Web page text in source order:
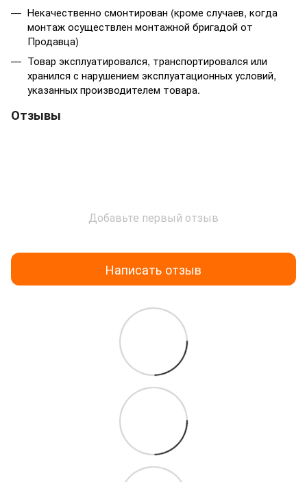
Некачественно смонтирован (кроме случаев, когда
монтаж осуществлен монтажной бригадой от
Продавца)
Товар эксплуатировался, транспортировался или
хранился с нарушением эксплуатационных условий,
указанных производителем товара.
Отзывы
Добавьте первый отзыв
Написать отзыв